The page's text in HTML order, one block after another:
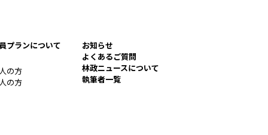
プランについて
の方
の方
お知らせ
よくあるご質問
林政ニュースについて
執筆者一覧